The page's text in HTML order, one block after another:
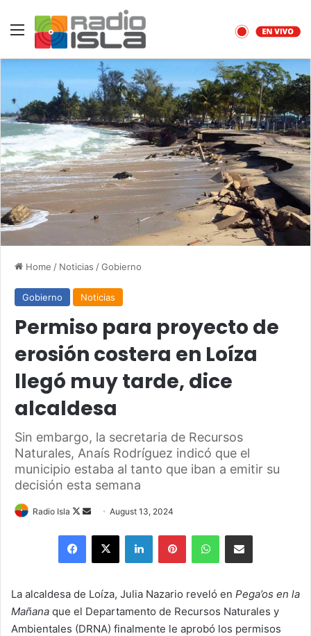
Menu
Home / Noticias /Gobierno
Gobierno Noticias
Permiso para proyecto de
erosión costera en Loíza
llegó muy tarde, dice
alcaldesa
Sin embargo, la secretaria de Recursos
Naturales, Anaís Rodríguez indicó que el
municipio estaba al tanto que iban a emitir su
decisión esta semana
Radio Isla
Follow
Send
email
August 13, 2024
Facebook
X LinkedInPinterestWhatsAppShare via Email
La alcaldesa de Loíza, Julia Nazario reveló en Pega’os en la
Mañana que el Departamento de Recursos Naturales y
Ambientales (DRNA) finalmente le aprobó los permisos